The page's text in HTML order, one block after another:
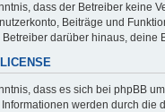
dass der Betreiber keine
Beiträge und
Betreiber darüber hinaus,
dass es sich bei phpBB um
werden durch die